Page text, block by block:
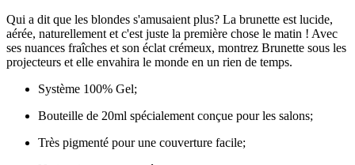
Qui a dit que les blondes s'amusaient plus? La brunette est lucide,
aérée, naturellement et c'est juste la première chose le matin ! Avec
ses nuances fraîches et son éclat crémeux, montrez Brunette sous les
projecteurs et elle envahira le monde en un rien de temps.
Système 100% Gel;
Bouteille de 20ml spécialement conçue pour les salons;
Très pigmenté pour une couverture facile;